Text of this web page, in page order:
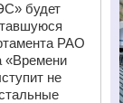
будет
РАО
«Времени
не